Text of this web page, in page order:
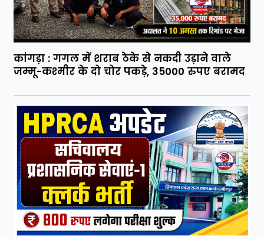
कांगड़ा : गगल में शराब ठेके से नकदी उड़ाने वाले
जम्मू-कश्मीर के दो चोर पकड़े, 35000 रुपए बरामद